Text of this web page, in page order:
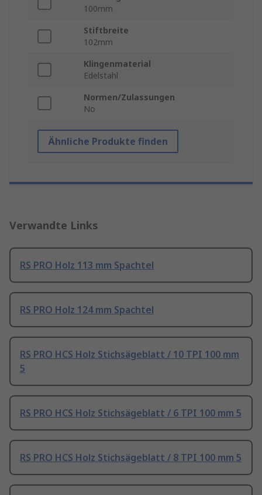
100mm
Stiftbreite
102mm
Klingenmaterial
Edelstahl
Normen/Zulassungen
No
Ähnliche Produkte finden
Verwandte Links
RS PRO Holz 113 mm Spachtel
RS PRO Holz 124 mm Spachtel
RS PRO HCS Holz Stichsägeblatt / 10 TPI 100 mm
5
RS PRO HCS Holz Stichsägeblatt / 6 TPI 100 mm 5
RS PRO HCS Holz Stichsägeblatt / 8 TPI 100 mm 5